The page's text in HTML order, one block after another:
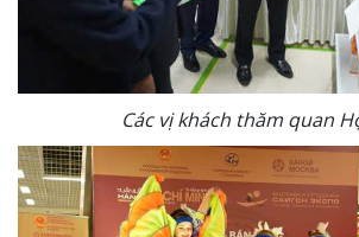
Các vị khách thăm quan